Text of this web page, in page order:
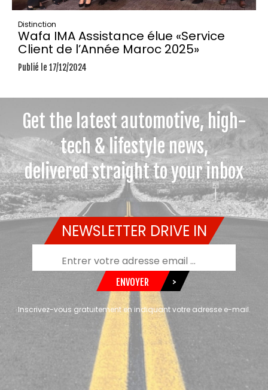
Distinction
Wafa IMA Assistance élue «Service
Client de l’Année Maroc 2025»
Publié le 17/12/2024
Get the latest automotive, high-
tech & lifestyle news,
delivered straight to your inbox
NEWSLETTER DRIVE IN
ENVOYER >
Inscrivez-vous gratuitement en indiquant votre adresse e-mail.